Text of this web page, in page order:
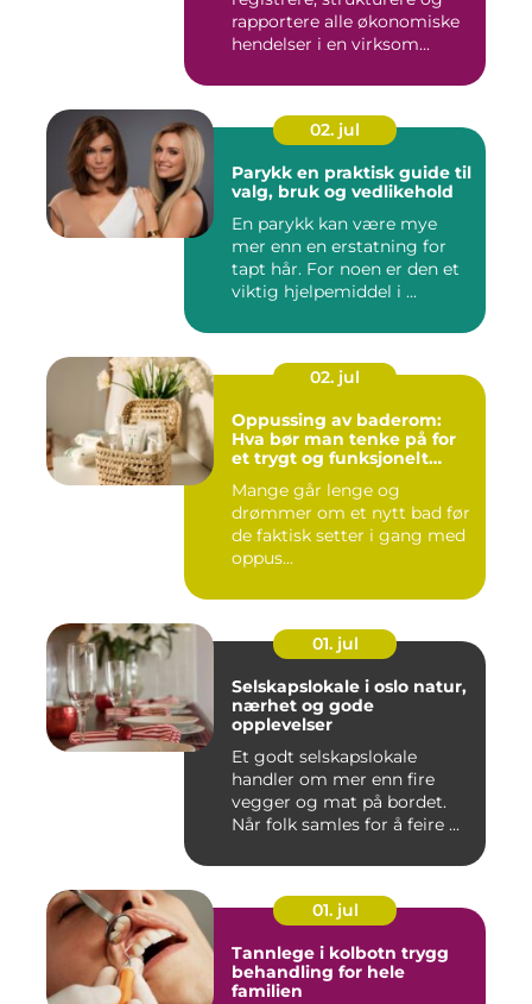
rapportere alle økonomiske
hendelser i en virksom...
02. jul
Parykk en praktisk guide til
valg, bruk og vedlikehold
En parykk kan være mye
mer enn en erstatning for
tapt hår. For noen er den et
viktig hjelpemiddel i ...
02. jul
Oppussing av baderom:
Hva bør man tenke på for
et trygt og funksjonelt
Mange går lenge og
drømmer om et nytt bad før
de faktisk setter i gang med
oppus...
01. jul
Selskapslokale i oslo natur,
nærhet og gode
opplevelser
Et godt selskapslokale
handler om mer enn fire
vegger og mat på bordet.
Når folk samles for å feire ...
01. jul
Tannlege i kolbotn trygg
behandling for hele
familien